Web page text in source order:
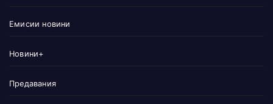
Емисии новини
Новини+
Предавания